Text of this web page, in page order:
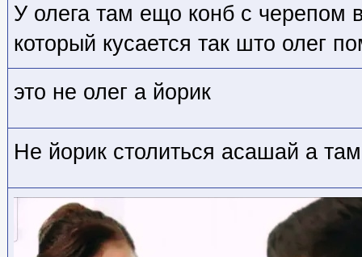
У олега там ещо конб с черепом
который кусается так што олег
это не олег а йорик
Не йорик столиться асашай а